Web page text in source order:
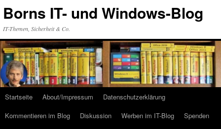
Inhalt
Borns IT- und Windows-Blog
IT-Themen, Sicherheit & Co.
Startseite About/Impressum
Datenschutzerklärung
Kommentieren im Blog
Diskussion Werben im IT-Blog
Spenden